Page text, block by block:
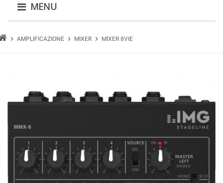
MENU
chevron_right AMPLIFICAZIONE chevron_right MIXER chevron_right MIXER 8VIE